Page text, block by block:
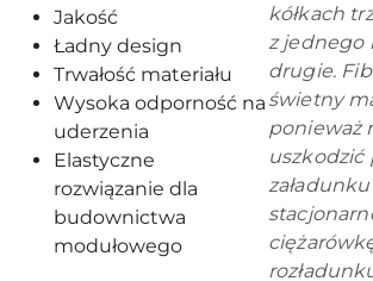
Jakość
Ładny design
Trwałość materiału
Wysoka odporność na
uderzenia
Elastyczne
rozwiązanie dla
budownictwa
modułowego
kółkach
z jednego
drugie.
świetny
ponieważ
uszkodzić